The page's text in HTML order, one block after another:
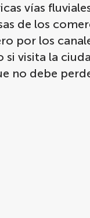
vías
de los
por los
si visita la
no debe